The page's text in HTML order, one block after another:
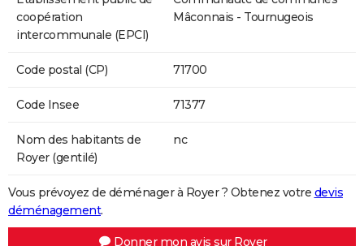
coopération
intercommunale (EPCI)
Mâconnais - Tournugeois
Code postal (CP) 71700
Code Insee 71377
Nom des habitants de
Royer (gentilé)
nc
Vous prévoyez de déménager à Royer ? Obtenez votre devis
déménagement.
Donner mon avis sur Royer